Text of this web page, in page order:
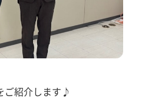
ご紹介します♪